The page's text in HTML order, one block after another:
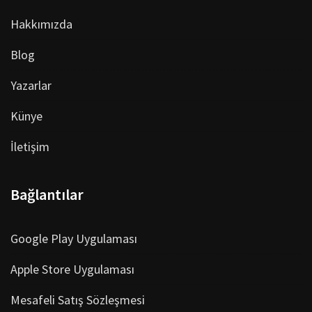
Hakkımızda
Blog
Yazarlar
Künye
İletişim
Bağlantılar
Google Play Uygulaması
Apple Store Uygulaması
Mesafeli Satış Sözleşmesi